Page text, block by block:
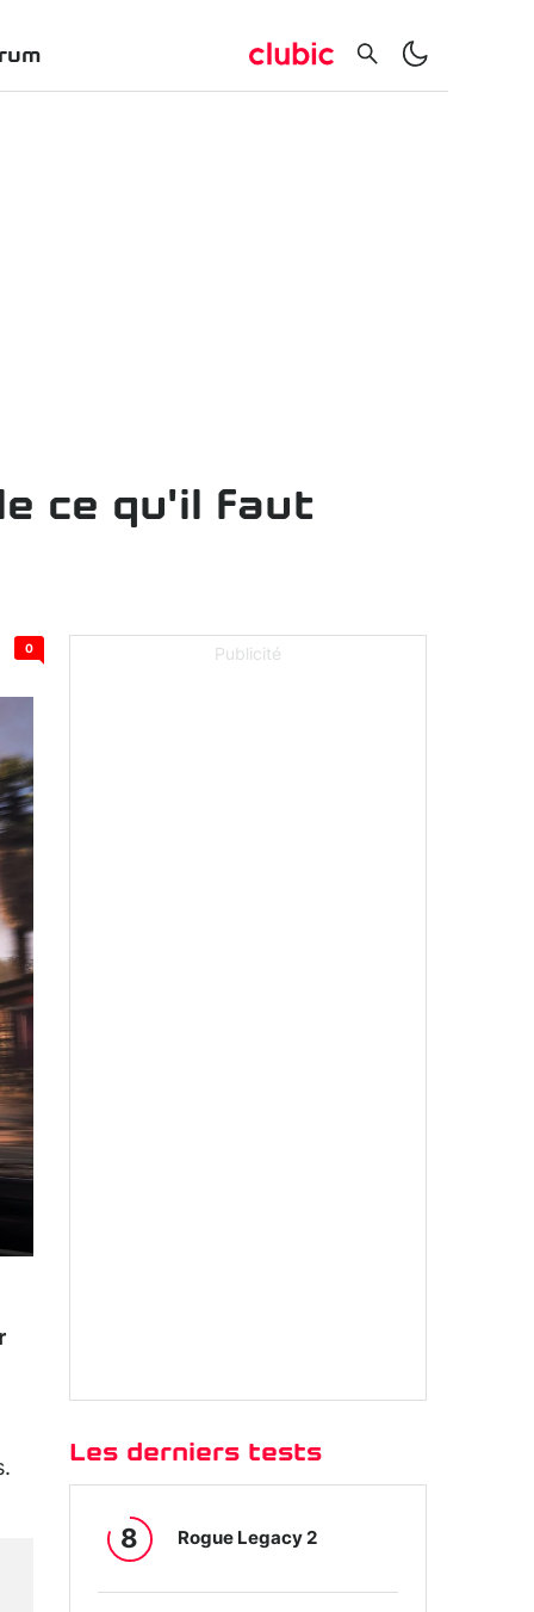
ce qu'il faut
0 Publicité
Les derniers tests
8 Rogue Legacy 2